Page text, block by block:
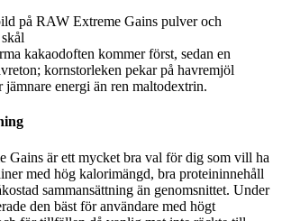
kakaodoften kommer först, sedan en
kornstorleken pekar på havremjöl
jämnare energi än ren maltodextrin.
Gains är ett mycket bra val för dig som vill ha
med hög kalorimängd, bra proteininnehåll
sammansättning än genomsnittet. Under
den bäst för användare med högt